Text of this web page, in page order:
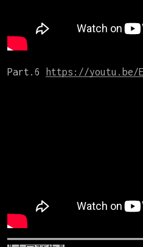
Part.6 https://youtu.be/